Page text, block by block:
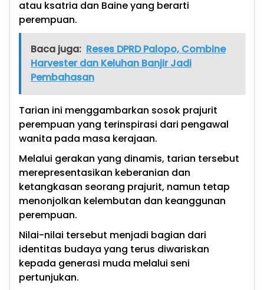
atau ksatria dan Baine yang berarti
perempuan.
Baca juga: Reses DPRD Palopo, Combine
Harvester dan Keluhan Banjir Jadi
Pembahasan
Tarian ini menggambarkan sosok prajurit
perempuan yang terinspirasi dari pengawal
wanita pada masa kerajaan.
Melalui gerakan yang dinamis, tarian tersebut
merepresentasikan keberanian dan
ketangkasan seorang prajurit, namun tetap
menonjolkan kelembutan dan keanggunan
perempuan.
Nilai-nilai tersebut menjadi bagian dari
identitas budaya yang terus diwariskan
kepada generasi muda melalui seni
pertunjukan.